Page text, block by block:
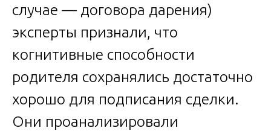
случае — договора дарения)
эксперты признали, что
когнитивные способности
родителя сохранялись достаточно
хорошо для подписания сделки.
Они проанализировали